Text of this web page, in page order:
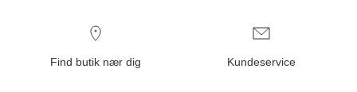
Find butik nær dig Kundeservice